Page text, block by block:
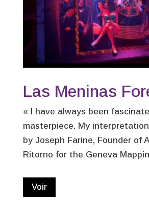
Las Meninas
« I have always been
masterpiece. My
by Joseph Farine, Founder of
Ritorno for the Geneva
Voir